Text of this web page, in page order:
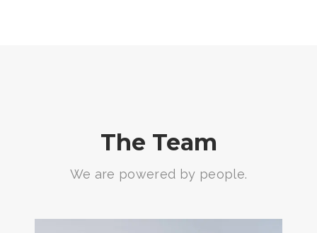
The Team
We are powered by people.